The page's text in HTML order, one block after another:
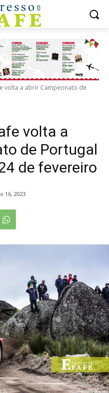
volta a abrir Campeonato de
volta a
de Portugal
de fevereiro
16, 2023